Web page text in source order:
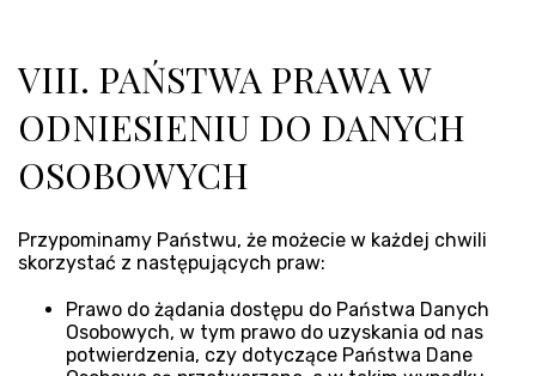
VIII. PAŃSTWA PRAWA W
ODNIESIENIU DO DANYCH
OSOBOWYCH
Przypominamy Państwu, że możecie w każdej chwili
skorzystać z następujących praw:
Prawo do żądania dostępu do Państwa Danych
Osobowych, w tym prawo do uzyskania od nas
potwierdzenia, czy dotyczące Państwa Dane